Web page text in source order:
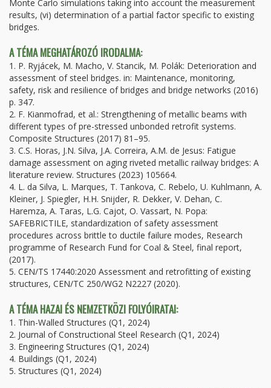
Monte Carlo simulations taking into account the measurement
results, (vi) determination of a partial factor specific to existing
bridges.
A TÉMA MEGHATÁROZÓ IRODALMA:
1. P. Ryjácek, M. Macho, V. Stancik, M. Polák: Deterioration and
assessment of steel bridges. in: Maintenance, monitoring,
safety, risk and resilience of bridges and bridge networks (2016)
p. 347.
2. F. Kianmofrad, et al.: Strengthening of metallic beams with
different types of pre-stressed unbonded retrofit systems.
Composite Structures (2017) 81–95.
3. C.S. Horas, J.N. Silva, J.A. Correira, A.M. de Jesus: Fatigue
damage assessment on aging riveted metallic railway bridges: A
literature review. Structures (2023) 105664.
4. L. da Silva, L. Marques, T. Tankova, C. Rebelo, U. Kuhlmann, A.
Kleiner, J. Spiegler, H.H. Snijder, R. Dekker, V. Dehan, C.
Haremza, A. Taras, L.G. Cajot, O. Vassart, N. Popa:
SAFEBRICTILE, standardization of safety assessment
procedures across brittle to ductile failure modes, Research
programme of Research Fund for Coal & Steel, final report,
(2017).
5. CEN/TS 17440:2020 Assessment and retrofitting of existing
structures, CEN/TC 250/WG2 N2227 (2020).
A TÉMA HAZAI ÉS NEMZETKÖZI FOLYÓIRATAI:
1. Thin-Walled Structures (Q1, 2024)
2. Journal of Constructional Steel Research (Q1, 2024)
3. Engineering Structures (Q1, 2024)
4. Buildings (Q1, 2024)
5. Structures (Q1, 2024)